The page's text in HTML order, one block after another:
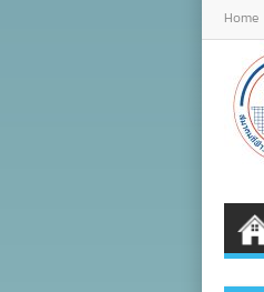
Home